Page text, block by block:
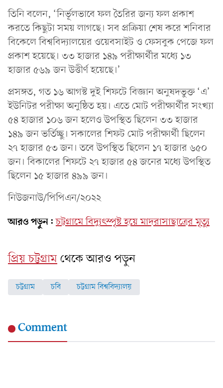
তিনি বলেন, ‘নির্ভূলভাবে ফল তৈরির জন্য ফল প্রকাশ
করতে কিছুটা সময় লাগছে। সব প্রক্রিয়া শেষ করে শনিবার
বিকেলে বিশ্ববিদ্যালয়ের ওয়েবসাইট ও ফেসবুক পেজে ফল
প্রকাশ হয়েছে। ৩৩ হাজার ১৪৯ পরীক্ষার্থীর মধ্যে ১৩
হাজার ৫৬৯ জন উত্তীর্ণ হয়েছে।’
প্রসঙ্গত, গত ১৬ আগস্ট দুই শিফটে বিজ্ঞান অনুষদভুক্ত ‘এ’
ইউনিটর পরীক্ষা অনুষ্ঠিত হয়। এতে মোট পরীক্ষার্থীর সংখ্যা
৫৪ হাজার ১০৬ জন হলেও উপস্থিত ছিলেন ৩৩ হাজার
১৪৯ জন ভর্তিচ্ছু। সকালের শিফট মোট পরীক্ষার্থী ছিলেন
২৭ হাজার ৫৩ জন। তবে উপস্থিত ছিলেন ১৭ হাজার ৬৫০
জন। বিকালের শিফটে ২৭ হাজার ৫৪ জনের মধ্যে উপস্থিত
ছিলেন ১৫ হাজার ৪৯৯ জন।
নিউজনাউ/পিপিএন/২০২২
আরও পড়ুন: চট্টগ্রামে বিদ্যুৎস্পৃষ্ট হয়ে মাদরাসাছাত্রের মৃত্যু
প্রিয় চট্টগ্রামথেকে আরও পড়ুন
চট্টগ্রাম চবি চট্টগ্রাম বিশ্ববিদ্যালয়
Comment